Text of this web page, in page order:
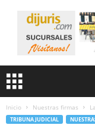
Inicio Nuestras firmas
TRIBUNA JUDICIAL